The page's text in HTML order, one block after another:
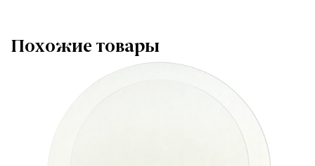
Похожие товары